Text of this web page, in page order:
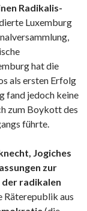
Radikalis-
Luxemburg
hat die
als ersten Erfolg
fand jedoch keine
zum Boykott des
führte.
Jogiches
zur
radikalen
Räterepublik aus